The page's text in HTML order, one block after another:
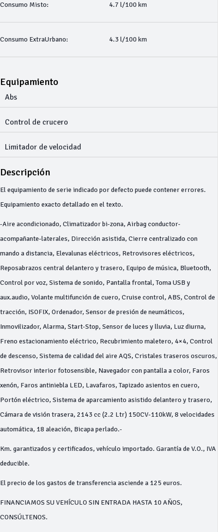
Consumo Misto: 4.7 l/100 km
Consumo ExtraUrbano: 4.3 l/100 km
Equipamiento
Abs
Control de crucero
Limitador de velocidad
Descripción
El equipamiento de serie indicado por defecto puede contener errores.
Equipamiento exacto detallado en el texto.
-Aire acondicionado, Climatizador bi-zona, Airbag conductor-
acompañante-laterales, Dirección asistida, Cierre centralizado con
mando a distancia, Elevalunas eléctricos, Retrovisores eléctricos,
Reposabrazos central delantero y trasero, Equipo de música, Bluetooth,
Control por voz, Sistema de sonido, Pantalla frontal, Toma USB y
aux.audio, Volante multifunción de cuero, Cruise control, ABS, Control de
tracción, ISOFIX, Ordenador, Sensor de presión de neumáticos,
Inmovilizador, Alarma, Start-Stop, Sensor de luces y lluvia, Luz diurna,
Freno estacionamiento eléctrico, Recubrimiento maletero, 4×4, Control
de descenso, Sistema de calidad del aire AQS, Cristales traseros oscuros,
Retrovisor interior fotosensible, Navegador con pantalla a color, Faros
xenón, Faros antiniebla LED, Lavafaros, Tapizado asientos en cuero,
Portón eléctrico, Sistema de aparcamiento asistido delantero y trasero,
Cámara de visión trasera, 2143 cc (2.2 Ltr) 150CV-110kW, 8 velocidades
automática, 18 aleación, Bicapa perlado.-
Km. garantizados y certificados, vehículo importado. Garantía de V.O., IVA
deducible.
El precio de los gastos de transferencia asciende a 125 euros.
FINANCIAMOS SU VEHÍCULO SIN ENTRADA HASTA 10 AÑOS,
CONSÚLTENOS.